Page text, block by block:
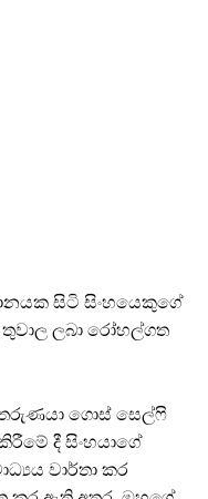
සිටි සිංහයෙකුගේ
ලබා රෝහල්ගත
තරුණයා ගොස් සෙල්ෆි
දී සිංහයාගේ
වාර්තා කර